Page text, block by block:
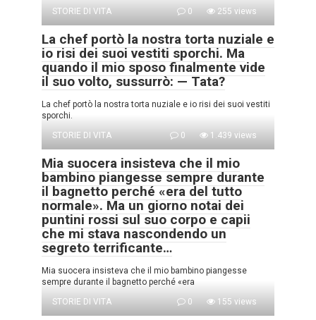
STORIE DI VITA
0 255 views
La chef portò la nostra torta nuziale e
io risi dei suoi vestiti sporchi. Ma
quando il mio sposo finalmente vide
il suo volto, sussurrò: — Tata?
La chef portò la nostra torta nuziale e io risi dei suoi vestiti
sporchi.
STORIE DI VITA
0 1.439 views
Mia suocera insisteva che il mio
bambino piangesse sempre durante
il bagnetto perché «era del tutto
normale». Ma un giorno notai dei
puntini rossi sul suo corpo e capii
che mi stava nascondendo un
segreto terrificante…
Mia suocera insisteva che il mio bambino piangesse
sempre durante il bagnetto perché «era
STORIE DI VITA
0 155 views